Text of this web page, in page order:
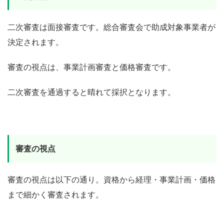
二次審査は面接審査です。総合審査会で助成対象事業者が
決定されます。
審査の視点は、事業計画審査と価格審査です。
二次審査を通過すると晴れて採択となります。
審査の視点
審査の視点は以下の通り。資格から経理・事業計画・価格
まで細かく審査されます。